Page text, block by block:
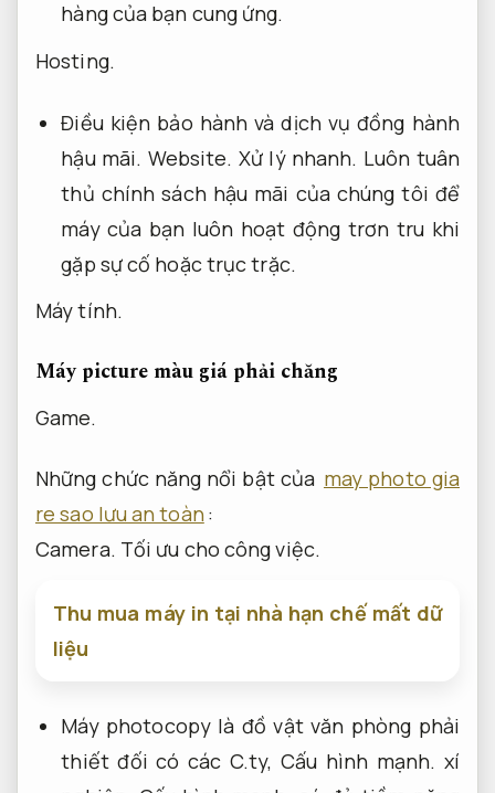
hàng của bạn cung ứng.
Hosting.
Điều kiện bảo hành và dịch vụ đồng hành
hậu mãi. Website. Xử lý nhanh. Luôn tuân
thủ chính sách hậu mãi của chúng tôi để
máy của bạn luôn hoạt động trơn tru khi
gặp sự cố hoặc trục trặc.
Máy tính.
Máy picture màu giá phải chăng
Game.
Những chức năng nổi bật của may photo gia
re sao lưu an toàn:
Camera. Tối ưu cho công việc.
Thu mua máy in tại nhà hạn chế mất dữ
liệu
Máy photocopy là đồ vật văn phòng phải
thiết đối có các C.ty, Cấu hình mạnh. xí